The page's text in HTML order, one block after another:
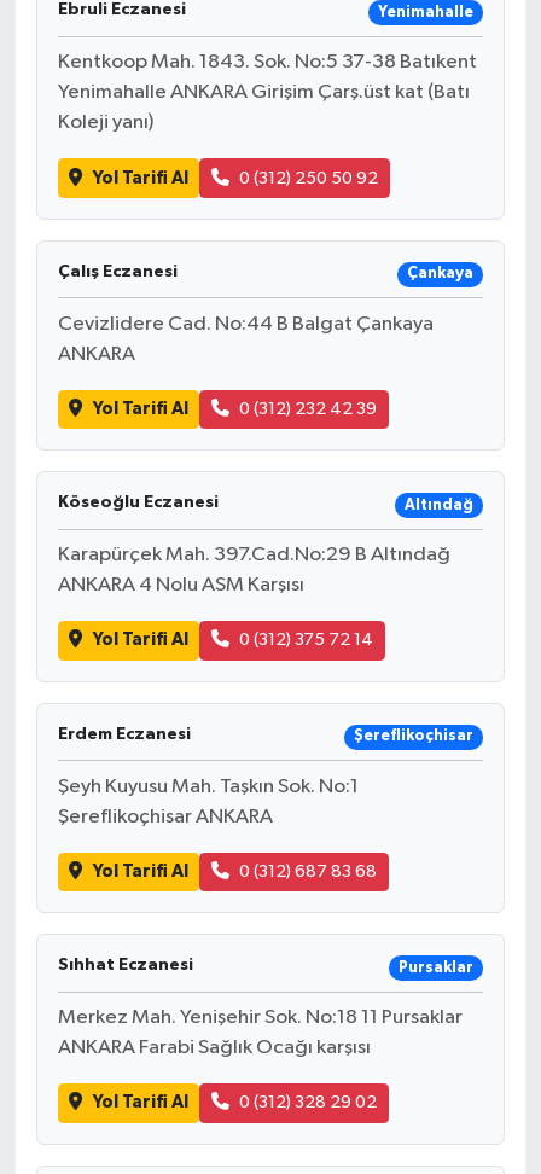
Ebruli Eczanesi Yenimahalle
Kentkoop Mah. 1843. Sok. No:5 37-38 Batıkent
Yenimahalle ANKARA Girişim Çarş.üst kat (Batı
Koleji yanı)
Yol Tarifi Al 0 (312) 250 50 92
Çalış Eczanesi Çankaya
Cevizlidere Cad. No:44 B Balgat Çankaya
ANKARA
Yol Tarifi Al 0 (312) 232 42 39
Köseoğlu Eczanesi Altındağ
Karapürçek Mah. 397.Cad.No:29 B Altındağ
ANKARA 4 Nolu ASM Karşısı
Yol Tarifi Al 0 (312) 375 72 14
Erdem Eczanesi Şereflikoçhisar
Şeyh Kuyusu Mah. Taşkın Sok. No:1
Şereflikoçhisar ANKARA
Yol Tarifi Al 0 (312) 687 83 68
Sıhhat Eczanesi Pursaklar
Merkez Mah. Yenişehir Sok. No:18 11 Pursaklar
ANKARA Farabi Sağlık Ocağı karşısı
Yol Tarifi Al 0 (312) 328 29 02